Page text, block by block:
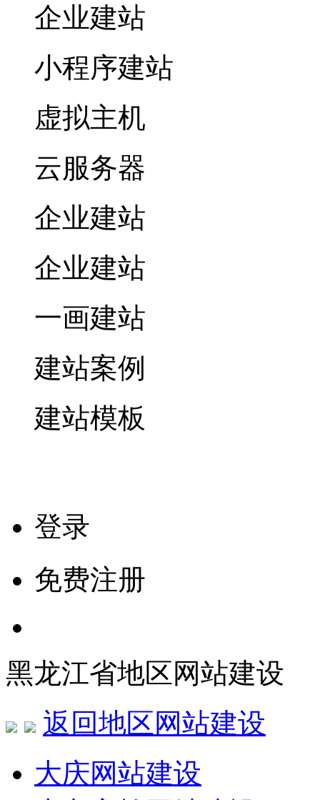
企业建站
小程序建站
虚拟主机
云服务器
企业建站
企业建站
一画建站
建站案例
建站模板
登录
免费注册
黑龙江省地区网站建设
返回地区网站建设
大庆网站建设